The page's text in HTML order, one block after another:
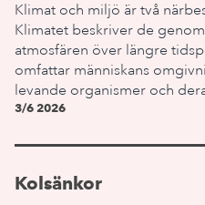
Klimat och miljö är två
Klimatet beskriver de
atmosfären över längre
omfattar människans
levande organismer och
3/6 2026
Kolsänkor